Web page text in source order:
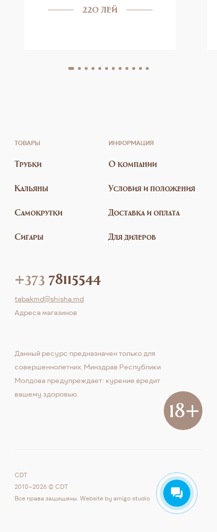
220 лей
ТОВАРЫ
Трубки
Кальяны
Самокрутки
Сигары
ИНФОРМАЦИЯ
О компании
Условия и положения
Доставка и оплата
Для дилеров
+373 78115544
tabakmd@shisha.md
Aдреса магазинов
Данный ресурс предназначен только для
совершеннолетних. Минздрав Республики
Молдова предупреждает: курение вредит
вашему здоровью.
CDT
2010–2026 © CDT
Все права защищены. Website by amigo.studio